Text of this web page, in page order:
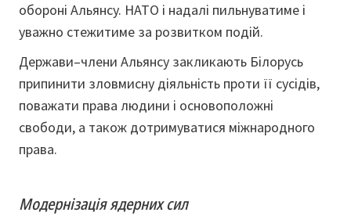
обороні Альянсу. НАТО і надалі пильнуватиме і
уважно стежитиме за розвитком подій.
Держави–члени Альянсу закликають Білорусь
припинити зловмисну діяльність проти її сусідів,
поважати права людини і основоположні
свободи, а також дотримуватися міжнародного
права.
Модернізація ядерних сил